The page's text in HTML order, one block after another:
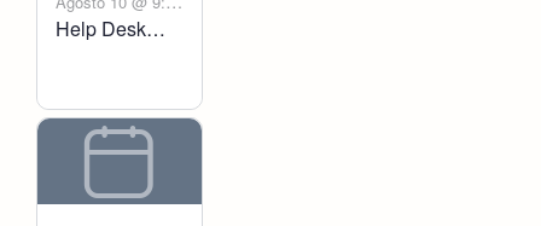
am - 6:00 pm
Help Desk